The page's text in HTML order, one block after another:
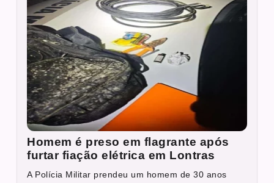
Homem é preso em flagrante após
furtar fiação elétrica em Lontras
A Polícia Militar prendeu um homem de 30 anos